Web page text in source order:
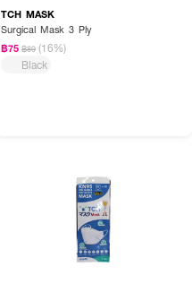
TCH MASK
Surgical Mask 3 Ply
฿75 ฿89 (16%)
Black